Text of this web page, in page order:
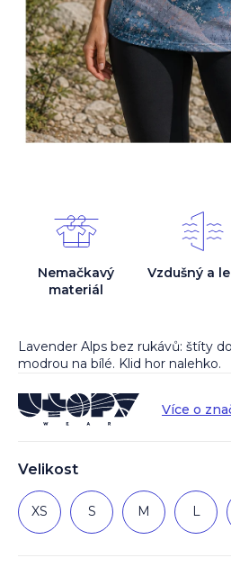
Velikost
XS S M L
Lavender Alps bez rukávů: štíty
modrou na bílé. Klid hor nalehko.
Více o
Nemačkavý
materiál
Vzdušný a